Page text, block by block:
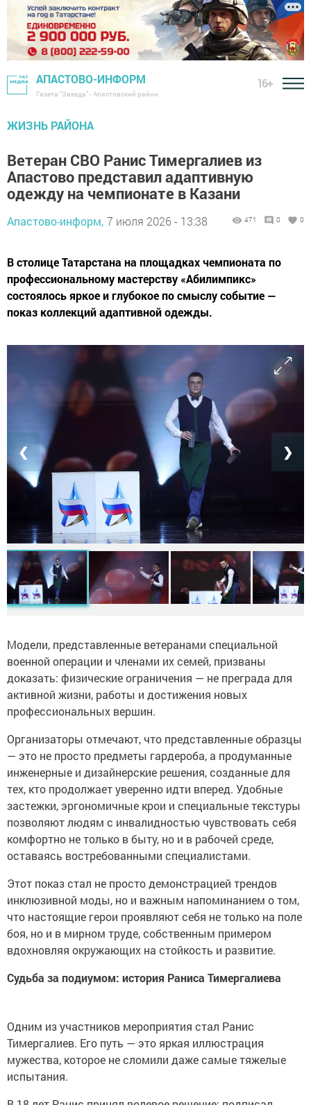
АПАСТОВО-ИНФОРМ
Газета "Звезда" - Апастовский район
16+
ЖИЗНЬ РАЙОНА
Ветеран СВО Ранис Тимергалиев из
Апастово представил адаптивную
одежду на чемпионате в Казани
Апастово-информ, 7 июля 2026 - 13:38 471 0 0
В столице Татарстана на площадках чемпионата по
профессиональному мастерству «Абилимпикс»
состоялось яркое и глубокое по смыслу событие —
показ коллекций адаптивной одежды.
❮ ❯
Модели, представленные ветеранами специальной
военной операции и членами их семей, призваны
доказать: физические ограничения — не преграда для
активной жизни, работы и достижения новых
профессиональных вершин.
Организаторы отмечают, что представленные образцы
— это не просто предметы гардероба, а продуманные
инженерные и дизайнерские решения, созданные для
тех, кто продолжает уверенно идти вперед. Удобные
застежки, эргономичные крои и специальные текстуры
позволяют людям с инвалидностью чувствовать себя
комфортно не только в быту, но и в рабочей среде,
оставаясь востребованными специалистами.
Этот показ стал не просто демонстрацией трендов
инклюзивной моды, но и важным напоминанием о том,
что настоящие герои проявляют себя не только на поле
боя, но и в мирном труде, собственным примером
вдохновляя окружающих на стойкость и развитие.
Судьба за подиумом: история Раниса Тимергалиева
Одним из участников мероприятия стал Ранис
Тимергалиев. Его путь — это яркая иллюстрация
мужества, которое не сломили даже самые тяжелые
испытания.